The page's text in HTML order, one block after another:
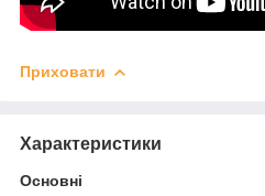
Приховати
Характеристики
Основні